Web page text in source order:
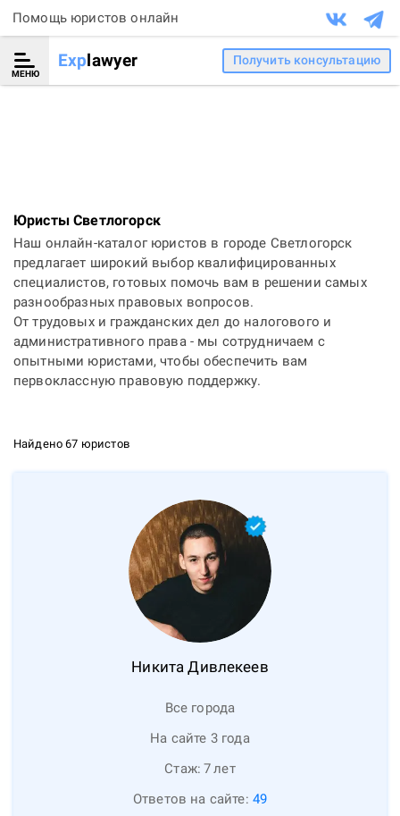
Помощь юристов онлайн
МЕНЮ
Explawyer Получить консультацию
Юристы Светлогорск
Наш онлайн-каталог юристов в городе Светлогорск
предлагает широкий выбор квалифицированных
специалистов, готовых помочь вам в решении самых
разнообразных правовых вопросов.
От трудовых и гражданских дел до налогового и
административного права - мы сотрудничаем с
опытными юристами, чтобы обеспечить вам
первоклассную правовую поддержку.
Найдено 67 юристов
Никита Дивлекеев
Все города
На сайте 3 года
Стаж: 7лет
Ответов на сайте: 49